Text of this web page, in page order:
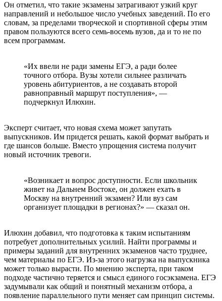
Он отметил, что такие экзамены затрагивают узкий круг
направлений и небольшое число учебных заведений. По его
словам, за пределами творческой и спортивной сферы этим
правом пользуются всего семь-восемь вузов, да и то не по
всем программам.
«Их ввели не ради замены ЕГЭ, а ради более
точного отбора. Вузы хотели сильнее различать
уровень абитуриентов, а не создавать второй
равноправный маршрут поступления», —
подчеркнул Илюхин.
Эксперт считает, что новая схема может запутать
выпускников. Им придется решать, какой формат выбрать и
где шансов больше. Вместо упрощения система получит
новый источник тревоги.
«Возникает и вопрос доступности. Если школьник
живет на Дальнем Востоке, он должен ехать в
Москву на внутренний экзамен? Или вуз сам
организует площадки в регионах?» — сказал он.
Илюхин добавил, что подготовка к таким испытаниям
потребует дополнительных усилий. Найти программы и
примеры заданий для внутренних экзаменов часто труднее,
чем материалы по ЕГЭ. Из-за этого нагрузка на выпускника
может только вырасти. По мнению эксперта, при таком
подходе частично теряется и смысл единого госэкзамена. ЕГЭ
задумывали как общий и понятный механизм отбора, а
появление параллельного пути меняет сам принцип системы.